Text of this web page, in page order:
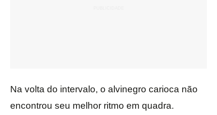
Na volta do intervalo, o alvinegro carioca não
encontrou seu melhor ritmo em quadra.